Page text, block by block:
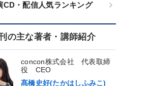
CD・配信人気ランキング
の主な著者・講師紹介
concon株式会社 代表取締
役 CEO
髙橋史好(たかはしふみこ)